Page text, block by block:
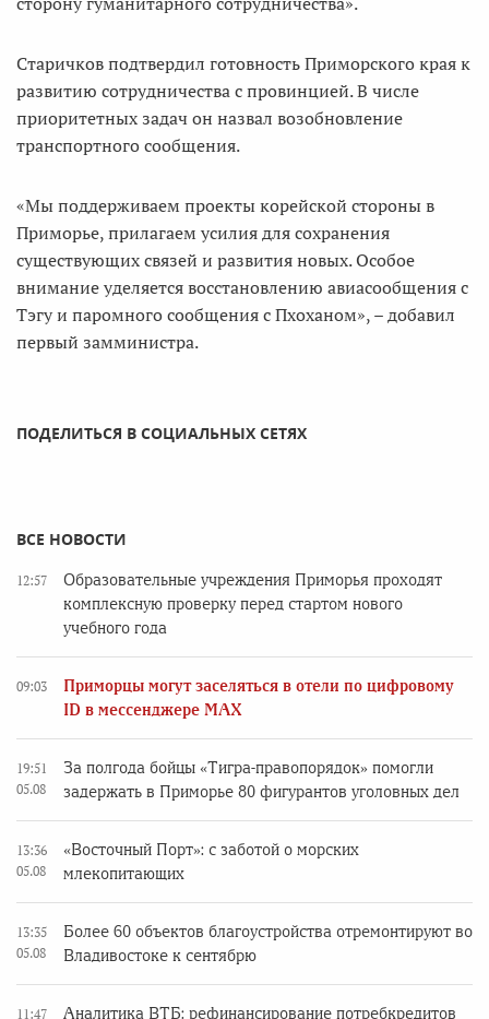
Старичков подтвердил готовность Приморского края к
развитию сотрудничества с провинцией. В числе
приоритетных задач он назвал возобновление
транспортного сообщения.
«Мы поддерживаем проекты корейской стороны в
Приморье, прилагаем усилия для сохранения
существующих связей и развития новых. Особое
внимание уделяется восстановлению авиасообщения с
Тэгу и паромного сообщения с Пхоханом», – добавил
первый замминистра.
ПОДЕЛИТЬСЯ В СОЦИАЛЬНЫХ СЕТЯХ
ВСЕ НОВОСТИ
12:57
Образовательные учреждения Приморья проходят
комплексную проверку перед стартом нового
учебного года
09:03
Приморцы могут заселяться в отели по цифровому
ID в мессенджере MAX
19:51
05.08
За полгода бойцы «Тигра-правопорядок» помогли
задержать в Приморье 80 фигурантов уголовных дел
13:36
05.08
«Восточный Порт»: с заботой о морских
млекопитающих
13:35
05.08
Более 60 объектов благоустройства отремонтируют во
Владивостоке к сентябрю
11:47
Аналитика ВТБ: рефинансирование потребкредитов